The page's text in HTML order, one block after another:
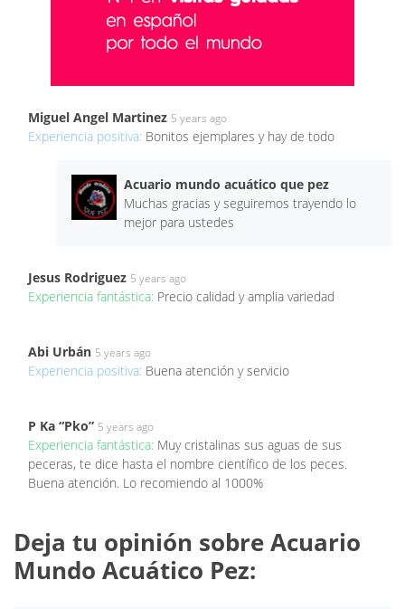
Miguel Angel Martinez 5 years ago
Experiencia positiva: Bonitos ejemplares y hay de todo
Acuario mundo acuático que pez
Muchas gracias y seguiremos trayendo lo
mejor para ustedes
Jesus Rodriguez 5 years ago
Experiencia fantástica: Precio calidad y amplia variedad
Abi Urbán 5 years ago
Experiencia positiva: Buena atención y servicio
P Ka “Pko” 5 years ago
Experiencia fantástica: Muy cristalinas sus aguas de sus
peceras, te dice hasta el nombre científico de los peces.
Buena atención. Lo recomiendo al 1000%
Deja tu opinión sobre Acuario
Mundo Acuático Pez: